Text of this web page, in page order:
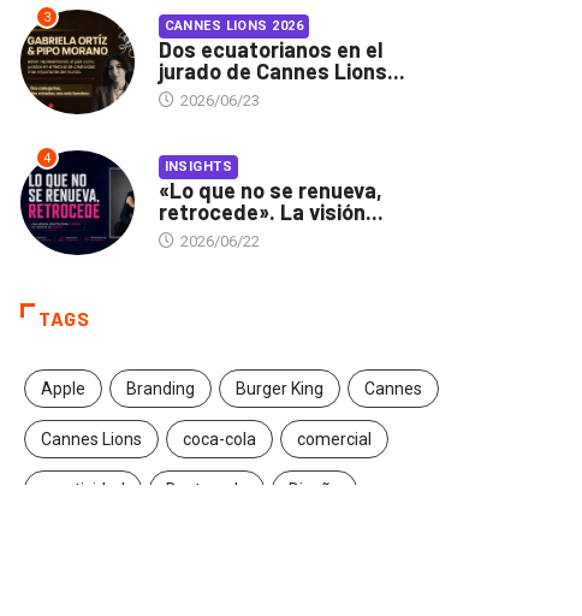
3 CANNES LIONS 2026
Dos ecuatorianos en el
jurado de Cannes Lions...
2026/06/23
4 INSIGHTS
«Lo que no se renueva,
retrocede». La visión...
2026/06/22
TAGS
Apple Branding Burger King Cannes
Cannes Lions coca-cola comercial
creatividad Destacado Diseño